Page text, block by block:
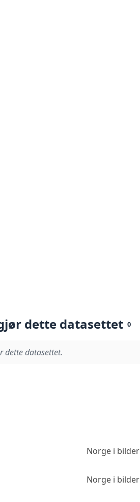
dette datasettet 0
dette datasettet.
Norge i bilder
Norge i bilder